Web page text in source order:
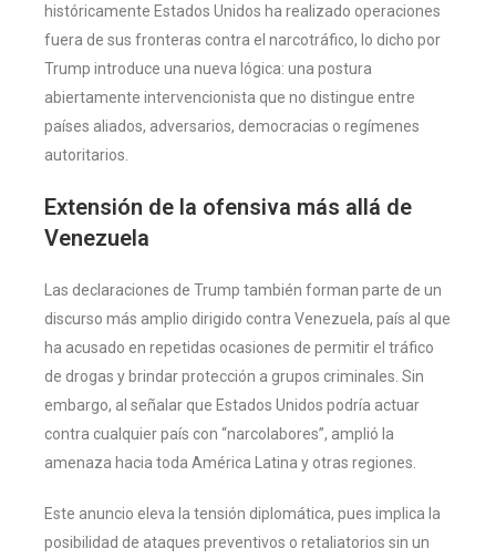
históricamente Estados Unidos ha realizado operaciones
fuera de sus fronteras contra el narcotráfico, lo dicho por
Trump introduce una nueva lógica: una postura
abiertamente intervencionista que no distingue entre
países aliados, adversarios, democracias o regímenes
autoritarios.
Extensión de la ofensiva más allá de
Venezuela
Las declaraciones de Trump también forman parte de un
discurso más amplio dirigido contra Venezuela, país al que
ha acusado en repetidas ocasiones de permitir el tráfico
de drogas y brindar protección a grupos criminales. Sin
embargo, al señalar que Estados Unidos podría actuar
contra cualquier país con “narcolabores”, amplió la
amenaza hacia toda América Latina y otras regiones.
Este anuncio eleva la tensión diplomática, pues implica la
posibilidad de ataques preventivos o retaliatorios sin un